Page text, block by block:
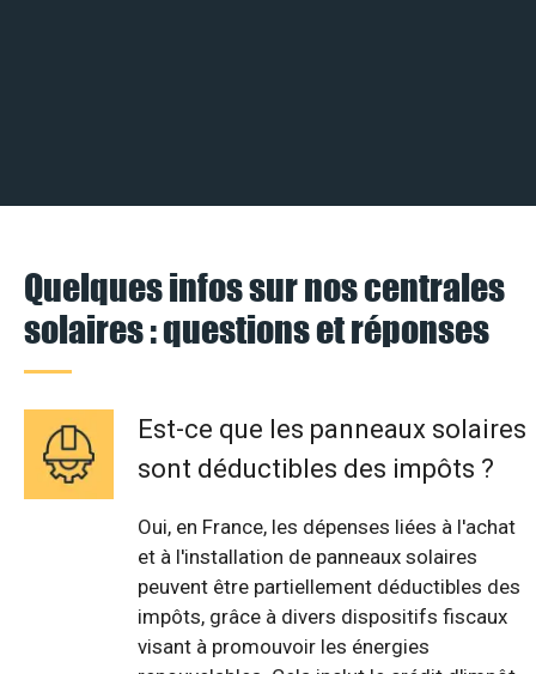
Quelques infos sur nos centrales
solaires : questions et réponses
Est-ce que les panneaux solaires
sont déductibles des impôts ?
Oui, en France, les dépenses liées à l'achat
et à l'installation de panneaux solaires
peuvent être partiellement déductibles des
impôts, grâce à divers dispositifs fiscaux
visant à promouvoir les énergies